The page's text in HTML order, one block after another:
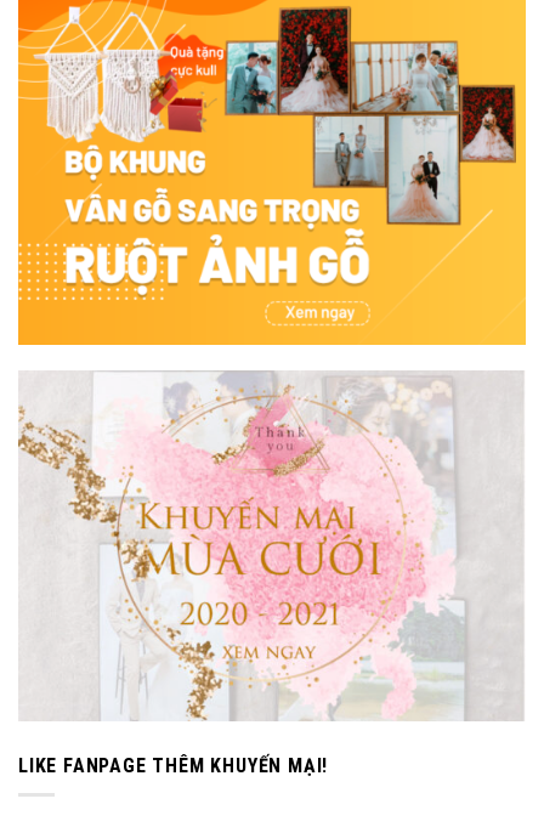
LIKE FANPAGE THÊM KHUYẾN MẠI!